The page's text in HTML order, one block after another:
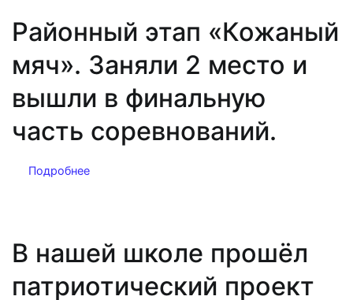
Районный этап «Кожаный
мяч». Заняли 2 место и
вышли в финальную
часть соревнований.
Подробнее
В нашей школе прошёл
патриотический проект